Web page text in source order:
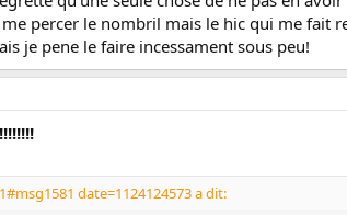
percer le nombril mais le hic qui me fait
je pene le faire incessament sous peu!
date=1124124573 a dit: